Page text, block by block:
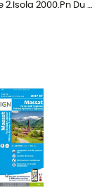
Haute Tinée 2.Isola 2000.Pn Du Mercantour - Carte topographique